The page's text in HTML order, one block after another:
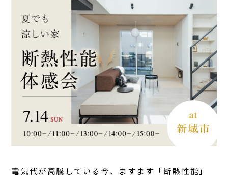
電気代が高騰している今、ますます「断熱性能」